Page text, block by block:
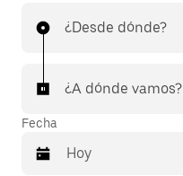
¿Desde dónde?
¿A dónde vamos?
Fecha